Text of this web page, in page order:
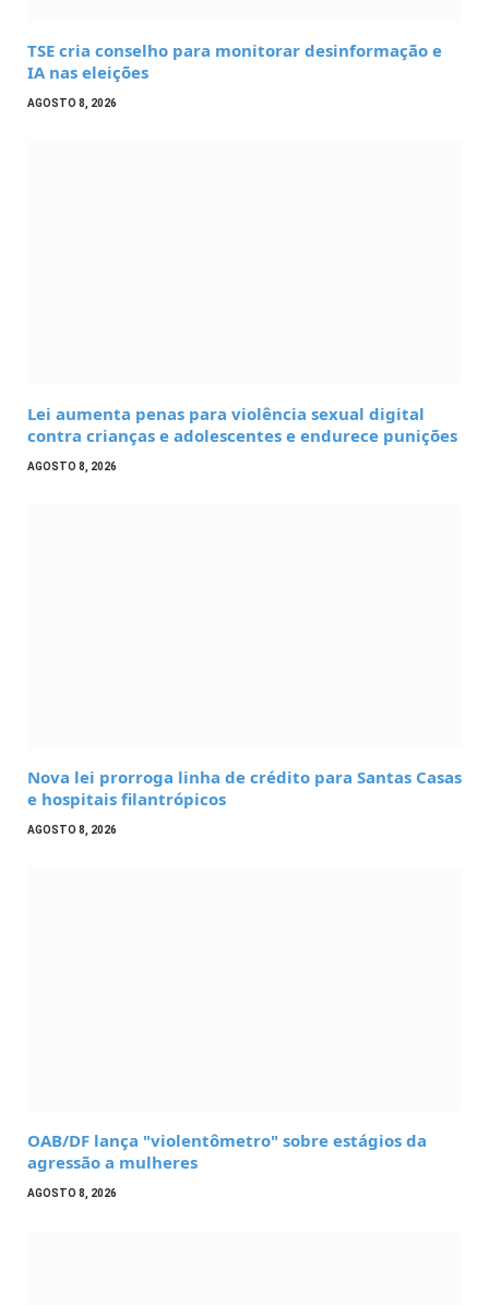
TSE cria conselho para monitorar desinformação e
IA nas eleições
AGOSTO 8, 2026
Lei aumenta penas para violência sexual digital
contra crianças e adolescentes e endurece punições
AGOSTO 8, 2026
Nova lei prorroga linha de crédito para Santas Casas
e hospitais filantrópicos
AGOSTO 8, 2026
OAB/DF lança "violentômetro" sobre estágios da
agressão a mulheres
AGOSTO 8, 2026